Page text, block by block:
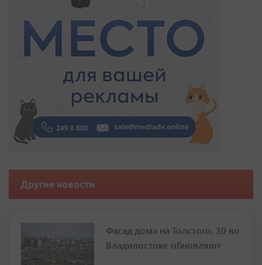
Другие новости
Фасад дома на Толстого, 30 во
Владивостоке обновляют